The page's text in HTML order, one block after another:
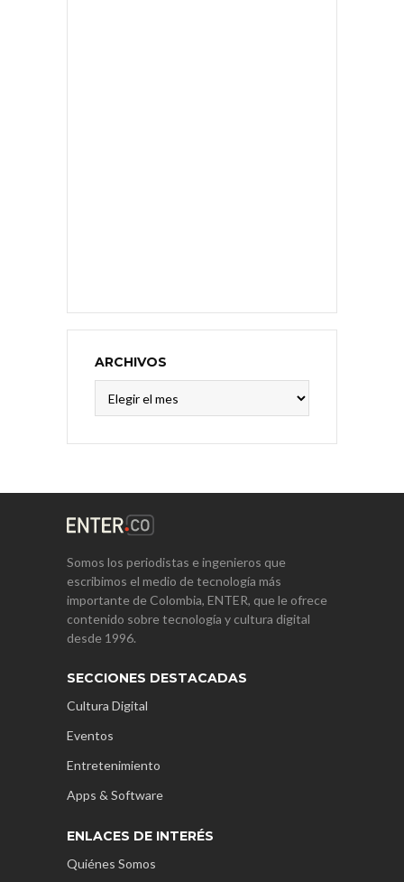
ARCHIVOS
Somos los periodistas e ingenieros que
escribimos el medio de tecnología más
importante de Colombia, ENTER, que le ofrece
contenido sobre tecnología y cultura digital
desde 1996.
SECCIONES DESTACADAS
Cultura Digital
Eventos
Entretenimiento
Apps & Software
ENLACES DE INTERÉS
Quiénes Somos